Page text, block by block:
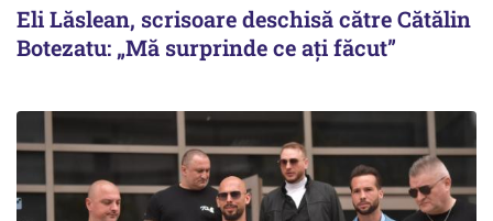
Eli Lăslean, scrisoare deschisă către Cătălin
Botezatu: „Mă surprinde ce ați făcut”